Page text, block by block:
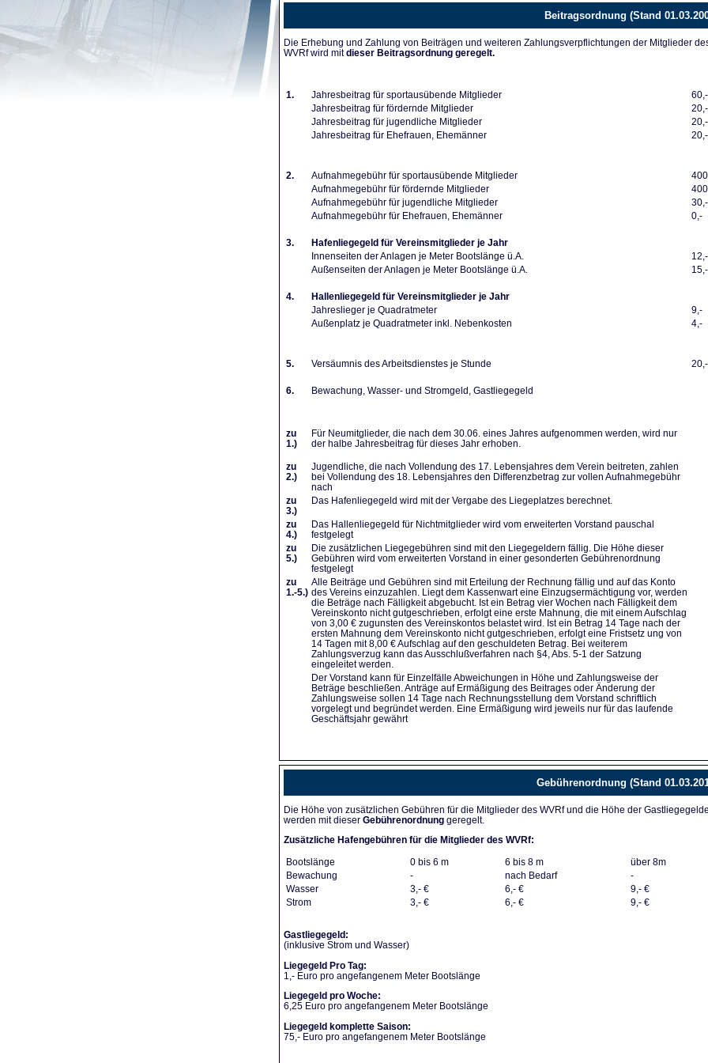
Beitragsordnung (Stand
Die Erhebung und Zahlung von Beiträgen und weiteren Zahlungsverpflichtungen der Mitglieder
WVRf wird mitdieser Beitragsordnung geregelt.
1. Jahresbeitrag für sportausübende Mitglieder
60,-
Jahresbeitrag für fördernde Mitglieder
20,-
Jahresbeitrag für jugendliche Mitglieder
20,-
Jahresbeitrag für Ehefrauen, Ehemänner
20,-
2. Aufnahmegebühr für sportausübende Mitglieder
Aufnahmegebühr für fördernde Mitglieder
Aufnahmegebühr für jugendliche Mitglieder
30,-
Aufnahmegebühr für Ehefrauen, Ehemänner
0,-
3.
Hafenliegegeld für Vereinsmitglieder je Jahr
Innenseiten der Anlagen je Meter Bootslänge ü.A.
12,-
Außenseiten der Anlagen je Meter Bootslänge ü.A.
15,-
4.
Hallenliegegeld für Vereinsmitglieder je Jahr
Jahreslieger je Quadratmeter
9,-
Außenplatz je Quadratmeter inkl. Nebenkosten
4,-
5. Versäumnis des Arbeitsdienstes je Stunde 20,-
6. Bewachung, Wasser- und Stromgeld, Gastliegegeld
zu
1.)
Für Neumitglieder, die nach dem 30.06. eines Jahres aufgenommen werden, wird nur
der halbe Jahresbeitrag für dieses Jahr erhoben.
zu
2.)
Jugendliche, die nach Vollendung des 17. Lebensjahres dem Verein beitreten, zahlen
bei Vollendung des 18. Lebensjahres den Differenzbetrag zur vollen Aufnahmegebühr
nach
zu
3.)
Das Hafenliegegeld wird mit der Vergabe des Liegeplatzes berechnet.
zu
4.)
Das Hallenliegegeld für Nichtmitglieder wird vom erweiterten Vorstand pauschal
festgelegt
zu
5.)
Die zusätzlichen Liegegebühren sind mit den Liegegeldern fällig. Die Höhe dieser
Gebühren wird vom erweiterten Vorstand in einer gesonderten Gebührenordnung
festgelegt
zu
1.-5.)
Alle Beiträge und Gebühren sind mit Erteilung der Rechnung fällig und auf das Konto
des Vereins einzuzahlen. Liegt dem Kassenwart eine Einzugsermächtigung vor, werden
die Beträge nach Fälligkeit abgebucht. Ist ein Betrag vier Wochen nach Fälligkeit dem
Vereinskonto nicht gutgeschrieben, erfolgt eine erste Mahnung, die mit einem Aufschlag
von 3,00 € zugunsten des Vereinskontos belastet wird. Ist ein Betrag 14 Tage nach der
ersten Mahnung dem Vereinskonto nicht gutgeschrieben, erfolgt eine Fristsetz ung von
14 Tagen mit 8,00 € Aufschlag auf den geschuldeten Betrag. Bei weiterem
Zahlungsverzug kann das Ausschlußverfahren nach §4, Abs. 5-1 der Satzung
eingeleitet werden.
Der Vorstand kann für Einzelfälle Abweichungen in Höhe und Zahlungsweise der
Beträge beschließen. Anträge auf Ermäßigung des Beitrages oder Änderung der
Zahlungsweise sollen 14 Tage nach Rechnungsstellung dem Vorstand schriftlich
vorgelegt und begründet werden. Eine Ermäßigung wird jeweils nur für das laufende
Geschäftsjahr gewährt
Gebührenordnung (Stand
Die Höhe von zusätzlichen Gebühren für die Mitglieder des WVRf und die Höhe der
werden mit dieser Gebührenordnung geregelt.
Zusätzliche Hafengebühren für die Mitglieder des WVRf:
Bootslänge
0 bis 6 m 6 bis 8 m
über 8m
Bewachung
- nach Bedarf
-
Wasser
3,- € 6,- €
9,- €
Strom
3,- € 6,- € 9,- €
Gastliegegeld:
(inklusive Strom und Wasser)
Liegegeld Pro Tag:
1,- Euro pro angefangenem Meter Bootslänge
Liegegeld pro Woche:
6,25 Euro pro angefangenem Meter Bootslänge
Liegegeld komplette Saison:
75,- Euro pro angefangenem Meter Bootslänge